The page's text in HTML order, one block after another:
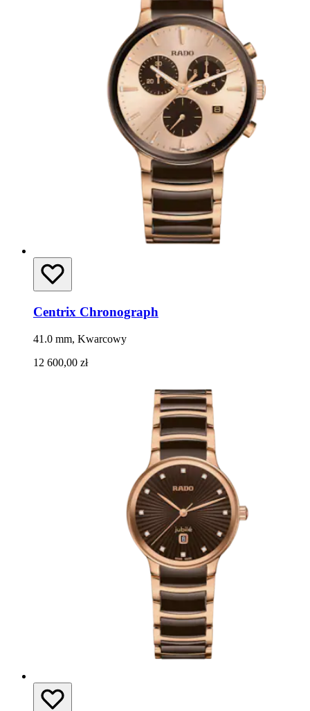
Centrix Chronograph
41.0 mm, Kwarcowy
12 600,00 zł